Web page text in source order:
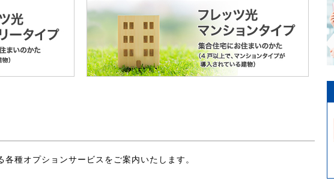
種オプションサービスをご案内いたします。